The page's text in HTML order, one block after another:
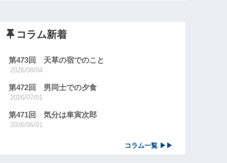
コラム新着
第473回 天草の宿でのこと
2026/08/04
第472回 男同士での夕食
2026/07/01
第471回 気分は車寅次郎
2026/06/01
コラム一覧 ▶▶